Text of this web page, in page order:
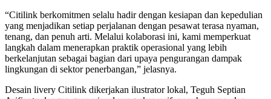
“Citilink berkomitmen selalu hadir dengan kesiapan dan kepedulian
yang menjadikan setiap perjalanan dengan pesawat terasa nyaman,
tenang, dan penuh arti. Melalui kolaborasi ini, kami memperkuat
langkah dalam menerapkan praktik operasional yang lebih
berkelanjutan sebagai bagian dari upaya pengurangan dampak
lingkungan di sektor penerbangan,” jelasnya.
Desain livery Citilink dikerjakan ilustrator lokal, Teguh Septian